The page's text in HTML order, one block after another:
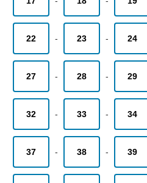
22 - 23 - 24
27 - 28 - 29
32 - 33 - 34
37 - 38 - 39